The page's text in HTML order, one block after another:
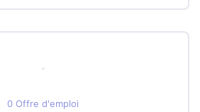
0 Offre d'emploi